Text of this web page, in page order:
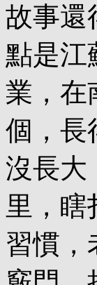
故事還
點是江
業，在
個，長
沒長大
里，瞎
習慣，